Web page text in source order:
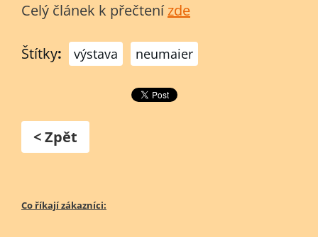
Celý článek k přečtenízde
Štítky: výstava neumaier
< Zpět
Co říkají zákazníci: